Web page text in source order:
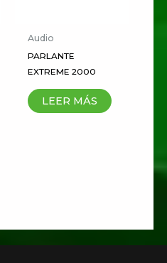
correo
web en este
próxima vez
Audio
PARLANTE
EXTREME 2000
LEER MÁS